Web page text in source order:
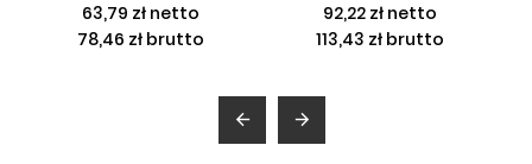
63,79 zł netto
78,46 zł brutto
92,22 zł netto
113,43 zł brutto
 